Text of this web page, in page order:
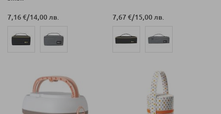
7,16 €/14,00 лв. 7,67 €/15,00 лв.